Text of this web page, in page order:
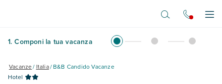
1. Componi la tua vacanza
Vacanze/ Italia/B&B Candido Vacanze
Hotel